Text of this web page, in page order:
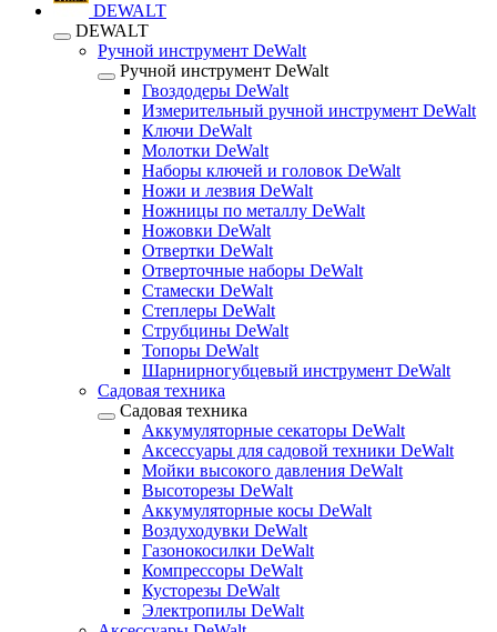
DEWALT
DEWALT
Ручной инструмент DeWalt
Ручной инструмент DeWalt
Гвоздодеры DeWalt
Измерительный ручной инструмент DeWalt
Ключи DeWalt
Молотки DeWalt
Наборы ключей и головок DeWalt
Ножи и лезвия DeWalt
Ножницы по металлу DeWalt
Ножовки DeWalt
Отвертки DeWalt
Отверточные наборы DeWalt
Стамески DeWalt
Степлеры DeWalt
Струбцины DeWalt
Топоры DeWalt
Шарнирногубцевый инструмент DeWalt
Садовая техника
Садовая техника
Аккумуляторные секаторы DeWalt
Аксессуары для садовой техники DeWalt
Мойки высокого давления DeWalt
Высоторезы DeWalt
Аккумуляторные косы DeWalt
Воздуходувки DeWalt
Газонокосилки DeWalt
Компрессоры DeWalt
Кусторезы DeWalt
Электропилы DeWalt